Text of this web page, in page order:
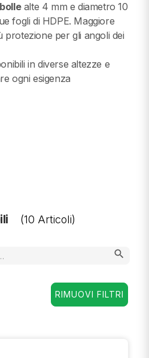
bollealte 4 mm e diametro 10
fogli di HDPE. Maggiore
protezione per gli angoli dei
in diverse altezze e
ogni esigenza
(10 Articoli)
search
RIMUOVI FILTRI